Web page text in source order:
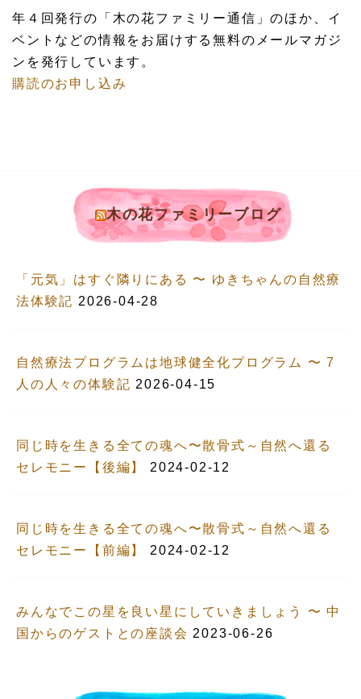
年４回発行の「木の花ファミリー通信」のほか、イ
ベントなどの情報をお届けする無料のメールマガジ
ンを発行しています。
購読のお申し込み
木の花ファミリーブログ
「元気」はすぐ隣りにある 〜 ゆきちゃんの自然療
法体験記 2026-04-28
自然療法プログラムは地球健全化プログラム 〜 7
人の人々の体験記 2026-04-15
同じ時を生きる全ての魂へ〜散骨式～自然へ還る
セレモニー【後編】
2024-02-12
同じ時を生きる全ての魂へ〜散骨式～自然へ還る
セレモニー【前編】
2024-02-12
みんなでこの星を良い星にしていきましょう 〜 中
国からのゲストとの座談会 2023-06-26